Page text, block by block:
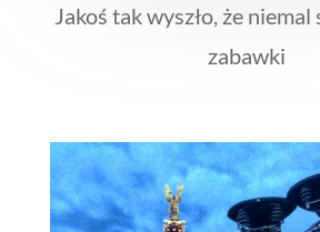
Jakoś tak wyszło, że
zabawki